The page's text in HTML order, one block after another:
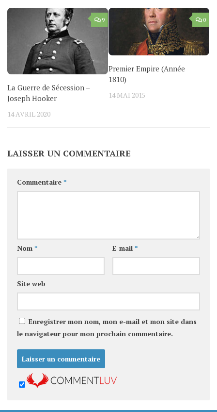
9
La Guerre de Sécession –
Joseph Hooker
14 AVRIL 2020
0
Premier Empire (Année
1810)
14 MAI 2015
LAISSER UN COMMENTAIRE
Commentaire *
Nom * E-mail *
Site web
Enregistrer mon nom, mon e-mail et mon site dans
le navigateur pour mon prochain commentaire.